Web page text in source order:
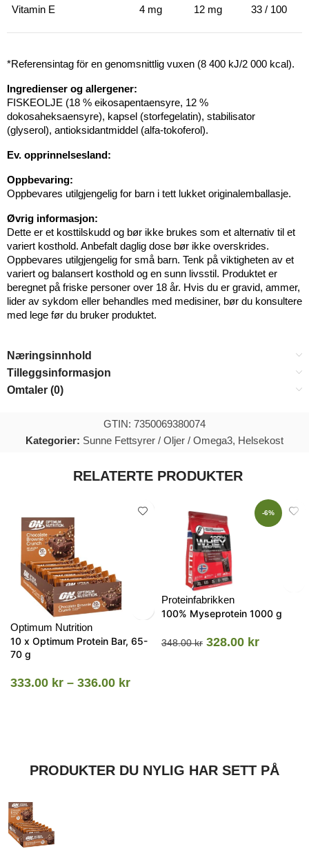
Vitamin E 4 mg 12 mg 33 / 100
*Referensintag för en genomsnittlig vuxen (8 400 kJ/2 000 kcal).
Ingredienser og allergener:
FISKEOLJE (18 % eikosapentaensyre, 12 %
dokosaheksaensyre), kapsel (storfegelatin), stabilisator
(glyserol), antioksidantmiddel (alfa-tokoferol).
Ev. opprinnelsesland:
Oppbevaring:
Oppbevares utilgjengelig for barn i tett lukket originalemballasje.
Øvrig informasjon:
Dette er et kosttilskudd og bør ikke brukes som et alternativ til et
variert kosthold. Anbefalt daglig dose bør ikke overskrides.
Oppbevares utilgjengelig for små barn. Tenk på viktigheten av et
variert og balansert kosthold og en sunn livsstil. Produktet er
beregnet på friske personer over 18 år. Hvis du er gravid, ammer,
lider av sykdom eller behandles med medisiner, bør du konsultere
med lege før du bruker produktet.
Næringsinnhold
Tilleggsinformasjon
Omtaler (0)
GTIN: 7350069380074
Kategorier: Sunne Fettsyrer / Oljer / Omega3, Helsekost
RELATERTE PRODUKTER
Optimum Nutrition
10 x Optimum Protein Bar, 65-
70 g
333.00 kr – 336.00 kr
-6%
Proteinfabrikken
100% Myseprotein 1000 g
348.00kr 328.00 kr
PRODUKTER DU NYLIG HAR SETT PÅ